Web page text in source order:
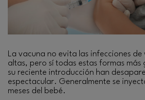
La vacuna no evita las infecciones
altas, pero sí todas estas formas más
su reciente introducción han
espectacular. Generalmente se
meses del bebé.